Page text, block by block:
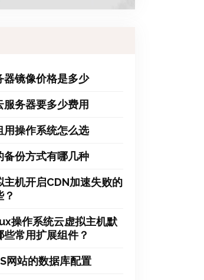
器镜像价格是多少
服务器要多少费用
用操作系统怎么选
备份方式有哪几种
主机开启CDN加速失败的
？
操作系统云虚拟主机默
些常用扩展组件？
网站的数据库配置